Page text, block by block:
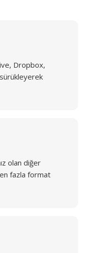
Dropbox,
olan diğer
fazla format